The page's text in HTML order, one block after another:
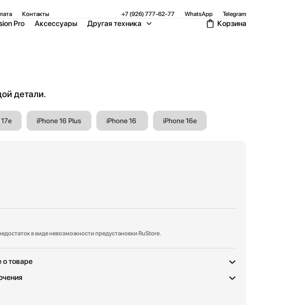
Контакты +7 (926) 777-62-77 WhatsApp Telegram
Pro Аксессуары Другая техника Корзина
детали.
iPhone 16 Plus iPhone 16 iPhone 16e
в виде невозможности предустановки RuStore.
товаре